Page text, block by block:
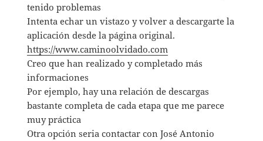
tenido problemas
Intenta echar un vistazo y volver a descargarte la
aplicación desde la página original.
https://www.caminoolvidado.com
Creo que han realizado y completado más
informaciones
Por ejemplo, hay una relación de descargas
bastante completa de cada etapa que me parece
muy práctica
Otra opción seria contactar con José Antonio